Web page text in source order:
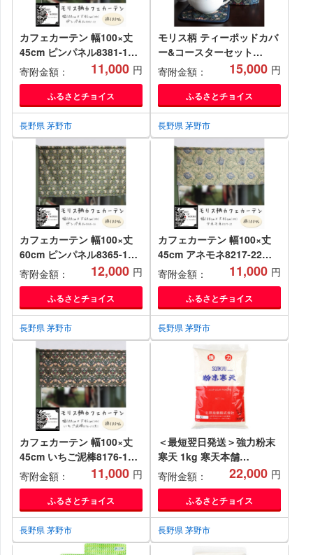
カフェカーテン 幅100×丈
45cm ピンパネル8381-12
Fabric by ベストオブモリ
ス【1640683】
寄附金額： 11,000 円
ふるさとチョイス
長野県 茅野市
モリス柄 ティーポッドカバ
ー&コースターセット
Fabric by BEST OF
MORRIS【1640644】
寄附金額： 15,000 円
ふるさとチョイス
長野県 茅野市
カフェカーテン 幅100×丈
60cm ピンパネル8365-16
Fabric by ベストオブモリ
ス【1640726】
寄附金額： 12,000 円
ふるさとチョイス
長野県 茅野市
カフェカーテン 幅100×丈
45cm アネモネ8217-22
Fabric by ベストオブモリ
ス【1640679】
寄附金額： 11,000 円
ふるさとチョイス
長野県 茅野市
カフェカーテン 幅100×丈
45cm いちご泥棒8176-11
Fabric by ベストオブモリ
ス【1640673】
寄附金額： 11,000 円
ふるさとチョイス
長野県 茅野市
＜最短翌日発送＞強力粉末
寒天 1kg 寒天本舗
【1176422】
寄附金額： 22,000 円
ふるさとチョイス
長野県 茅野市